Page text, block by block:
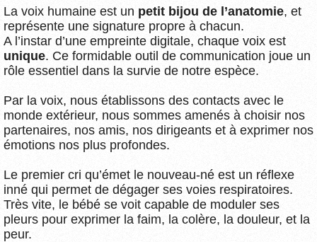
La voix humaine est un petit bijou de l’anatomie, et
représente une signature propre à chacun.
A l’instar d’une empreinte digitale, chaque voix est
unique. Ce formidable outil de communication joue un
rôle essentiel dans la survie de notre espèce.
Par la voix, nous établissons des contacts avec le
monde extérieur, nous sommes amenés à choisir nos
partenaires, nos amis, nos dirigeants et à exprimer nos
émotions nos plus profondes.
Le premier cri qu’émet le nouveau-né est un réflexe
inné qui permet de dégager ses voies respiratoires.
Très vite, le bébé se voit capable de moduler ses
pleurs pour exprimer la faim, la colère, la douleur, et la
peur.